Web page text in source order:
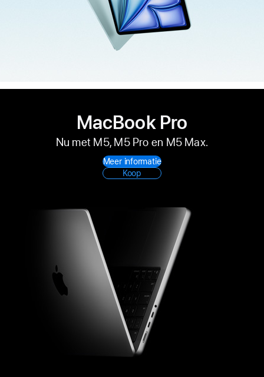
MacBook Pro
Nu met M5, M5 Pro en M5 Max.
Meer informatie
Koop